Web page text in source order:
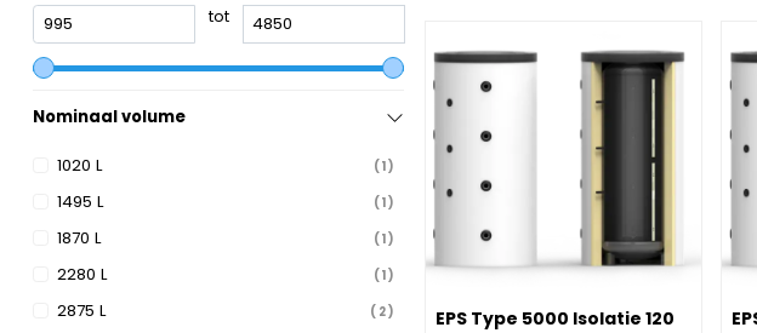
tot
Nominaal volume
1020 L 1
1495 L 1
1870 L 1
2280 L 1
2875 L 2 Image EPS Type 5000 Isolatie 120 mm,
EPS Type 5000 Isolatie 120